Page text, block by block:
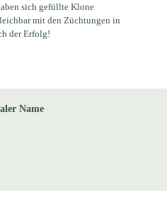
sich gefüllte Klone
mit den Züchtungen in
der Erfolg!
Name